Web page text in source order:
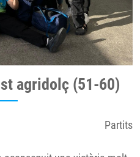
amb regust agridolç (51-60)
agridolç (51-60)
Partits